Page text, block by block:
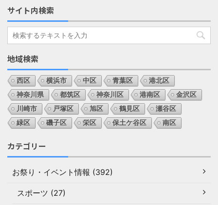
サイト内検索
地域検索
西区 横浜市 中区 青葉区
港北区
神奈川県
都筑区 神奈川区 港南区
金沢区
川崎市
戸塚区 旭区 鶴見区
瀬谷区
緑区
磯子区 栄区 保土ケ谷区 南区
カテゴリー
お祭り・イベント情報 (392)
スポーツ (27)